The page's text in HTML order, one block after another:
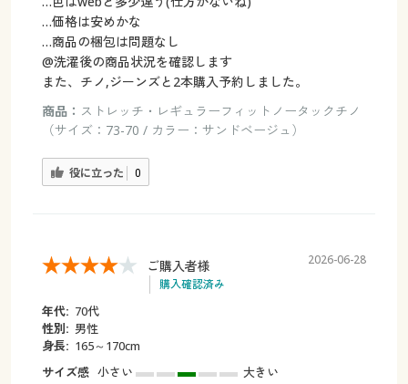
…価格は安めかな
…商品の梱包は問題なし
@洗濯後の商品状況を確認します
また、チノ,ジーンズと2本購入予約しました。
商品： ストレッチ・レギュラーフィットノータックチノ
（サイズ：73-70 / カラー：サンドベージュ）
役に立った 0
ご購入者様
購入確認済み
2026-06-28
年代: 70代
性別: 男性
身長: 165～170cm
サイズ感 小さい
大きい